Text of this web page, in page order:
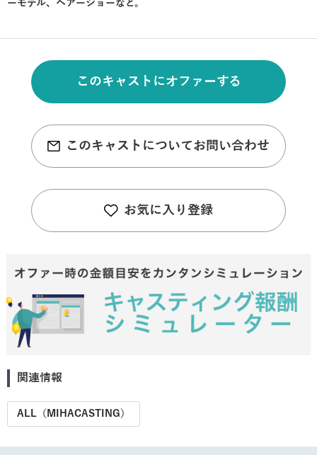
ーモデル、ヘアーショーなど。
このキャストにオファーする
このキャストについてお問い合わせ
お気に入り登録
関連情報
ALL（MIHACASTING）